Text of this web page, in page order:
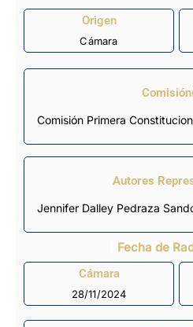
Origen
Cámara
Comisión Primera
Autores
Jennifer Dalley Pedraza
Fecha de
Cámara
28/11/2024